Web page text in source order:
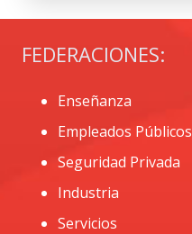
FEDERACIONES:
Enseñanza
Empleados Públicos
Seguridad Privada
Industria
Servicios